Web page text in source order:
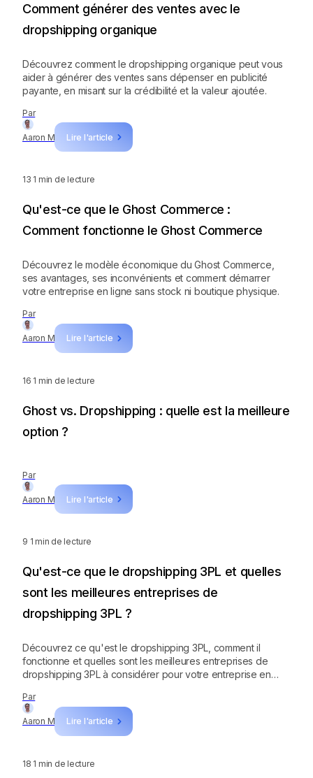
Par
Aaron M Lire l'article
Comment générer des ventes avec le
dropshipping organique
Découvrez comment le dropshipping organique peut vous
aider à générer des ventes sans dépenser en publicité
payante, en misant sur la crédibilité et la valeur ajoutée.
13 1 min de lecture
Par
Aaron M Lire l'article
Qu'est-ce que le Ghost Commerce :
Comment fonctionne le Ghost Commerce
Découvrez le modèle économique du Ghost Commerce,
ses avantages, ses inconvénients et comment démarrer
votre entreprise en ligne sans stock ni boutique physique.
16 1 min de lecture
Par
Aaron M Lire l'article
Ghost vs. Dropshipping : quelle est la meilleure
option ?
9 1 min de lecture
Par
Aaron M Lire l'article
Qu'est-ce que le dropshipping 3PL et quelles
sont les meilleures entreprises de
dropshipping 3PL ?
Découvrez ce qu'est le dropshipping 3PL, comment il
fonctionne et quelles sont les meilleures entreprises de
dropshipping 3PL à considérer pour votre entreprise en
18 1 min de lecture